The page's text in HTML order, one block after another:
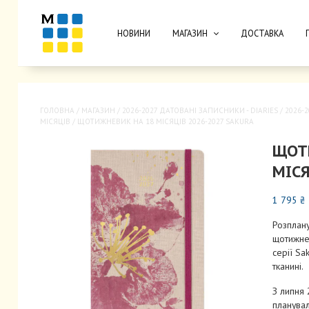
НОВИНИ МАГАЗИН ДОСТАВКА
ГОЛОВНА / МАГАЗИН / 2026-2027 ДАТОВАНІ ЗАПИСНИКИ - DIARIES / 2026-
МІСЯЦІВ / ЩОТИЖНЕВИК НА 18 МІСЯЦІВ 2026-2027 SAKURA
1 795 ₴
серії
тканині.
З липня